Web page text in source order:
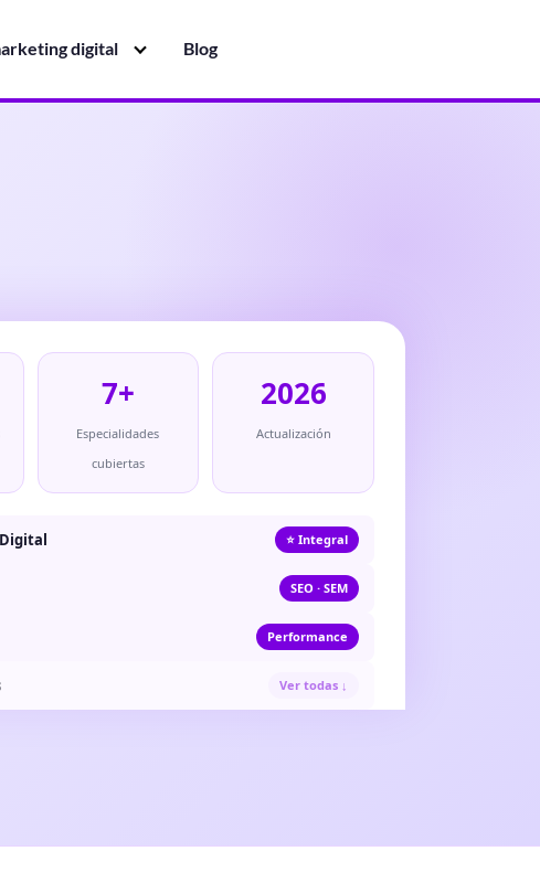
digital Blog
7+
Especialidades
cubiertas
2026
Actualización
⭐ Integral
SEO · SEM
Performance
Ver todas ↓